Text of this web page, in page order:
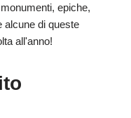
epiche,
alcune di queste
all'anno!